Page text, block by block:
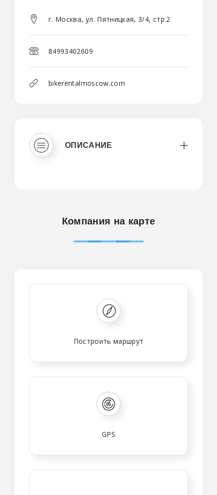
г. Москва, ул. Пятницкая, 3/4, стр.2
84993402609
bikerentalmoscow.com
ОПИСАНИЕ
Компания на карте
Построить маршрут
GPS